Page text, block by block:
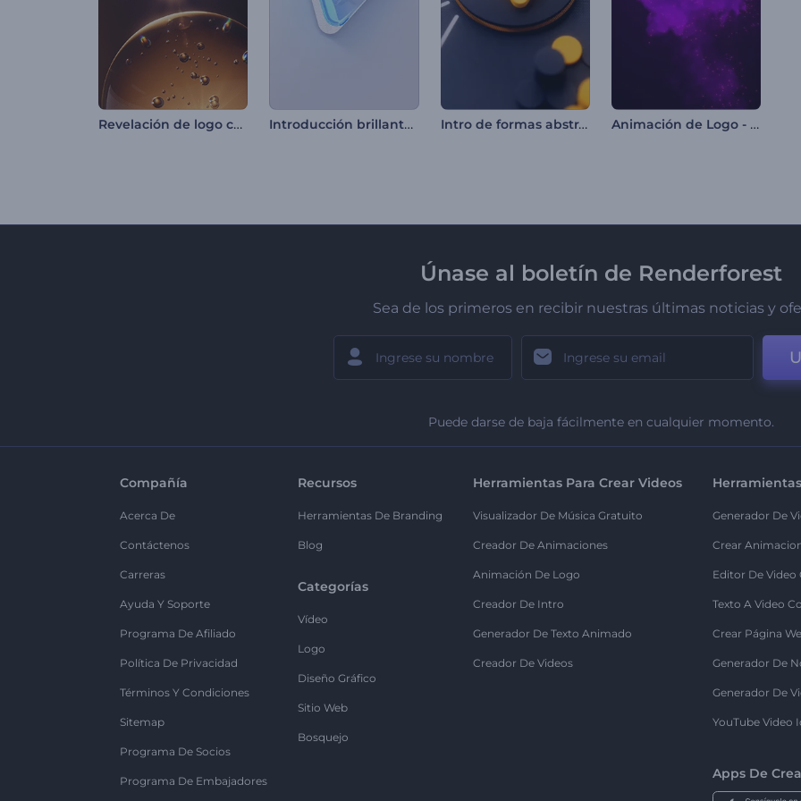
Revelación de logo con división de burbujas Introducción brillante y sencilla Intro de formas abstractas en 3D Animación de Logo - Mariposa
Únase al boletín de Renderforest
Sea de los primeros en recibir nuestras últimas noticias y
Puede darse de baja fácilmente en cualquier momento.
Compañía
Acerca De
Contáctenos
Carreras
Ayuda Y Soporte
Programa De Afiliado
Política De Privacidad
Términos Y Condiciones
Sitemap
Programa De Socios
Programa De Embajadores
Recursos
Herramientas De Branding
Blog
Categorías
Vídeo
Logo
Diseño Gráfico
Sitio Web
Bosquejo
Herramientas Para Crear Videos
Visualizador De Música Gratuito
Creador De Animaciones
Animación De Logo
Creador De Intro
Generador De Texto Animado
Creador De Videos
Generador De
Crear
Editor De Video
Texto A Video
Crear Página
Generador De
Generador De
YouTube Video
Apps De